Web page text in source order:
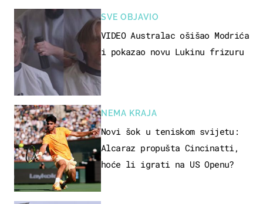
SVE OBJAVIO
VIDEO Australac ošišao Modrića
i pokazao novu Lukinu frizuru
NEMA KRAJA
Novi šok u teniskom svijetu:
Alcaraz propušta Cincinatti,
hoće li igrati na US Openu?